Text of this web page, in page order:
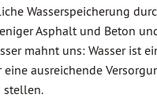
Wasserspeicherung
Asphalt und Beton
mahnt uns: Wasser ist
eine ausreichende
stellen.